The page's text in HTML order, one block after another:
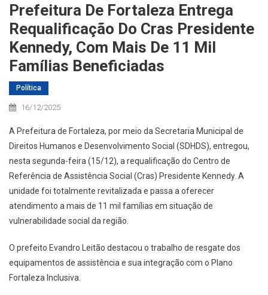
Prefeitura De Fortaleza Entrega
Requalificação Do Cras Presidente
Kennedy, Com Mais De 11 Mil
Famílias Beneficiadas
Política
16/12/2025
A Prefeitura de Fortaleza, por meio da Secretaria Municipal de
Direitos Humanos e Desenvolvimento Social (SDHDS), entregou,
nesta segunda-feira (15/12), a requalificação do Centro de
Referência de Assistência Social (Cras) Presidente Kennedy. A
unidade foi totalmente revitalizada e passa a oferecer
atendimento a mais de 11 mil famílias em situação de
vulnerabilidade social da região.
O prefeito Evandro Leitão destacou o trabalho de resgate dos
equipamentos de assistência e sua integração com o Plano
Fortaleza Inclusiva.